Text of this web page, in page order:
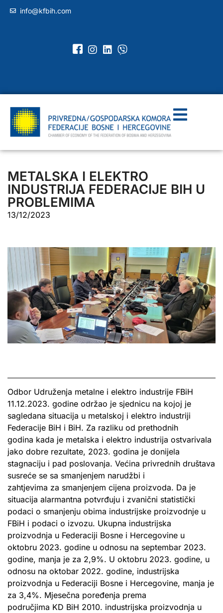
info@kfbih.com
METALSKA I ELEKTRO
INDUSTRIJA FEDERACIJE BIH U
PROBLEMIMA
13/12/2023
Odbor Udruženja metalne i elektro industrije FBiH
11.12.2023. godine održao je sjednicu na kojoj je
sagledana situacija u metalskoj i elektro industriji
Federacije BiH i BiH. Za razliku od prethodnih
godina kada je metalska i elektro industrija ostvarivala
jako dobre rezultate, 2023. godina je donijela
stagnaciju i pad poslovanja. Većina privrednih društava
susreće se sa smanjenjem narudžbi i
zahtjevima za smanjenjem cijena proizvoda. Da je
situacija alarmantna potvrđuju i zvanični statistički
podaci o smanjenju obima industrijske proizvodnje u
FBiH i podaci o izvozu. Ukupna industrijska
proizvodnja u Federaciji Bosne i Hercegovine u
oktobru 2023. godine u odnosu na septembar 2023.
godine, manja je za 2,9%. U oktobru 2023. godine, u
odnosu na oktobar 2022. godine, industrijska
proizvodnja u Federaciji Bosne i Hercegovine, manja je
za 3,4%. Mjesečna poređenja prema
područjima KD BiH 2010. industrijska proizvodnja u